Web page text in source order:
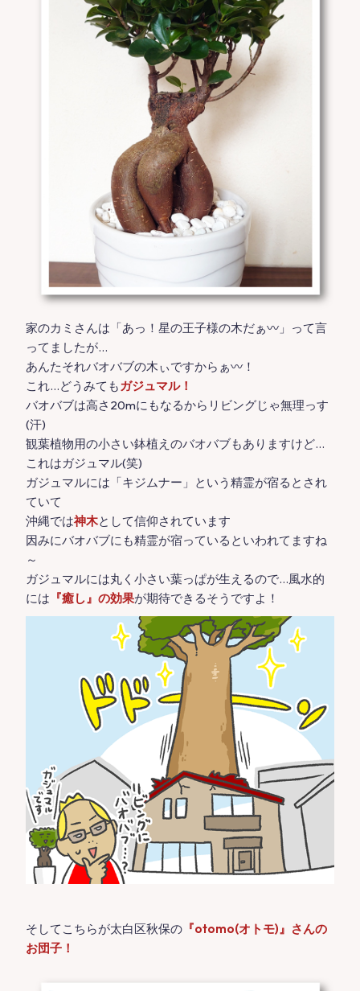
家のカミさんは「あっ！星の王子様の木だぁ〰️」って言
ってましたが…
あんたそれバオバブの木ぃですからぁ〰️！
これ…どうみてもガジュマル！
バオバブは高さ20mにもなるからリビングじゃ無理っす
(汗)
観葉植物用の小さい鉢植えのバオバブもありますけど…
これはガジュマル(笑)
ガジュマルには「キジムナー」という精霊が宿るとされ
ていて
沖縄では神木として信仰されています
因みにバオバブにも精霊が宿っているといわれてますね
～
ガジュマルには丸く小さい葉っぱが生えるので…風水的
には 『癒し』の効果が期待できるそうですよ！
そしてこちらが太白区秋保の 『otomo(オトモ)』さんの
お団子！